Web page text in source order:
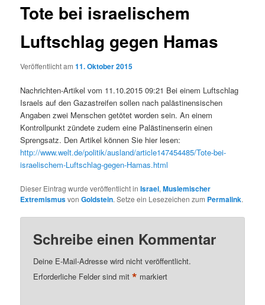
Tote bei israelischem
Luftschlag gegen Hamas
Veröffentlicht am11. Oktober 2015
Nachrichten-Artikel vom 11.10.2015 09:21 Bei einem Luftschlag
Israels auf den Gazastreifen sollen nach palästinensischen
Angaben zwei Menschen getötet worden sein. An einem
Kontrollpunkt zündete zudem eine Palästinenserin einen
Sprengsatz. Den Artikel können Sie hier lesen:
http://www.welt.de/politik/ausland/article147454485/Tote-bei-
israelischem-Luftschlag-gegen-Hamas.html
Dieser Eintrag wurde veröffentlicht inIsrael,Muslemischer
ExtremismusvonGoldstein. Setze ein Lesezeichen zum Permalink.
Schreibe einen Kommentar
Deine E-Mail-Adresse wird nicht veröffentlicht.
Erforderliche Felder sind mit* markiert